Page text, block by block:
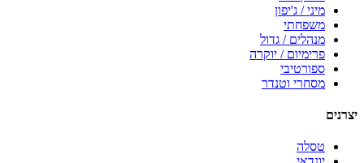
מיני / ג'יפון
משפחתי
מנהלים / גדול
פרימיום / יוקרה
ספורטיבי
מסחרי וטנדר
יצרנים
טסלה